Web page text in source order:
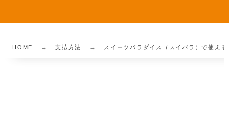
HOME 支払方法 スイーツパラダイス（スイパラ）で使え